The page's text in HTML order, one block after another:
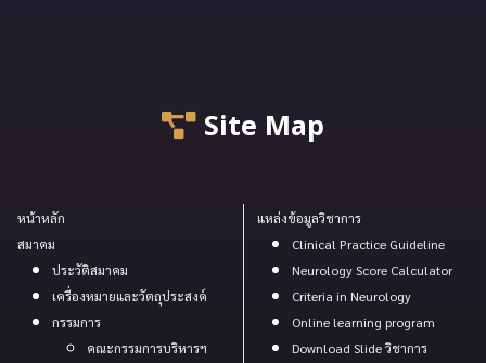
Site Map
หน้าหลัก
สมาคม
ประวัติสมาคม
เครื่องหมายและวัตถุประสงค์
กรรมการ
คณะกรรมการบริหารฯ
แหล่งข้อมูลวิชาการ
Clinical Practice Guideline
Neurology Score Calculator
Criteria in Neurology
Online learning program
Download Slide วิชาการ